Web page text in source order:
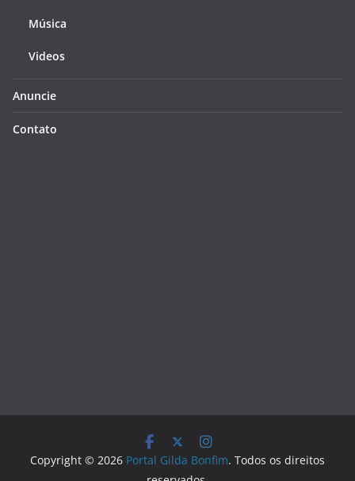
Música
Videos
Anuncie
Contato
Copyright © 2026 Portal Gilda Bonfim. Todos os direitos